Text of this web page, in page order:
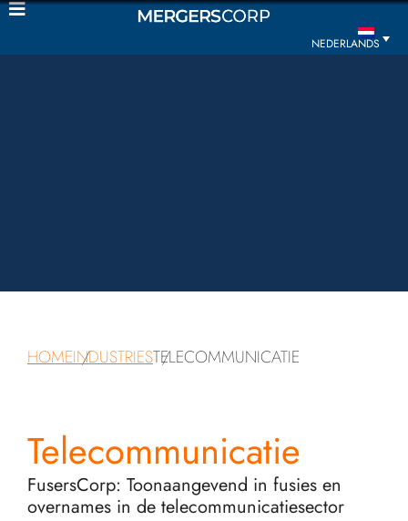
NEDERLANDS
HOMEINDUSTRIESTELECOMMUNICATIE
Telecommunicatie
FusersCorp: Toonaangevend in fusies en
overnames in de telecommunicatiesector